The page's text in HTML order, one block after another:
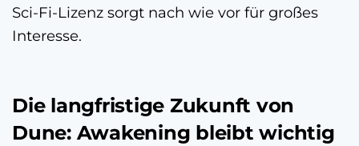
Sci-Fi-Lizenz sorgt nach wie vor für großes
Interesse.
Die langfristige Zukunft von
Dune: Awakening bleibt wichtig